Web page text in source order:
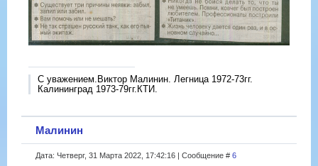
С уважением.Виктор Малинин. Легница 1972-73гг.
Калининград 1973-79гг.КТИ.
Малинин
Дата: Четверг, 31 Марта 2022, 17:42:16 | Сообщение # 6